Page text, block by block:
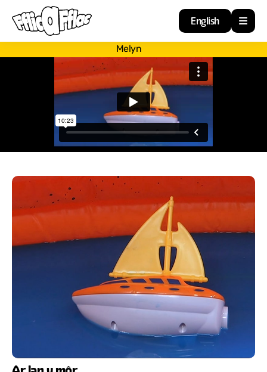
Cartref
Adnoddau
Amdan
Arweiniad
English
Melyn